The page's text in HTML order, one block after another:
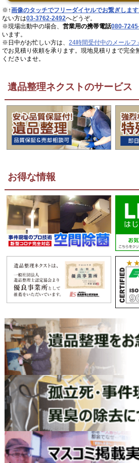
※↑画像のタッチでフリーダイヤルでお繋ぎします
ない方は03-3762-2492へどうぞ。
※現場出動中の場合、営業用の携帯電話080-
います。
※日中がお忙しい方は、24時間受付中のメールフ
でお見積り依頼を承ります。現地見積りまで完全
くださいませ。
遺品整理ネクストのサービス
お得な情報